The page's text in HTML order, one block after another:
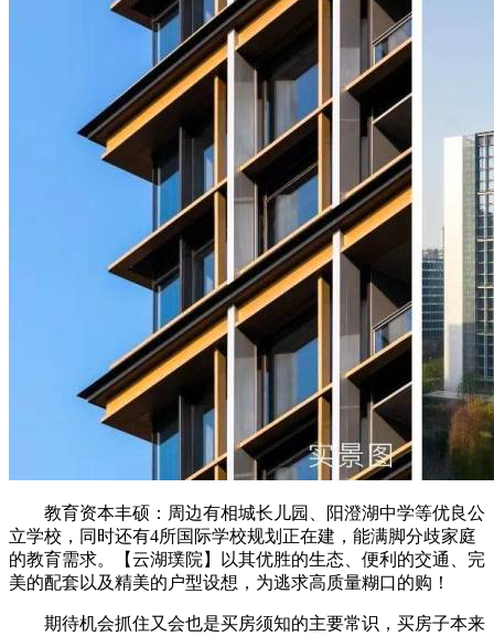
教育资本丰硕：周边有相城长儿园、阳澄湖中学等优良公
立学校，同时还有4所国际学校规划正在建，能满脚分歧家庭
的教育需求。【云湖璞院】以其优胜的生态、便利的交通、完
美的配套以及精美的户型设想，为逃求高质量糊口的购！
期待机会抓住又会也是买房须知的主要常识，买房子本来